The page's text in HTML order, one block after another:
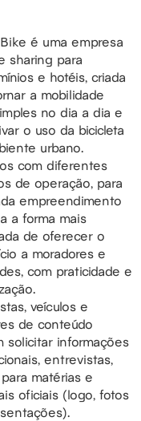
é uma empresa
sharing para
e hotéis, criada
a mobilidade
no dia a dia e
o uso da bicicleta
urbano.
com diferentes
de operação, para
empreendimento
a forma mais
de oferecer o
a moradores e
com praticidade e
veículos e
de conteúdo
solicitar informações
entrevistas,
matérias e
oficiais (logo, fotos